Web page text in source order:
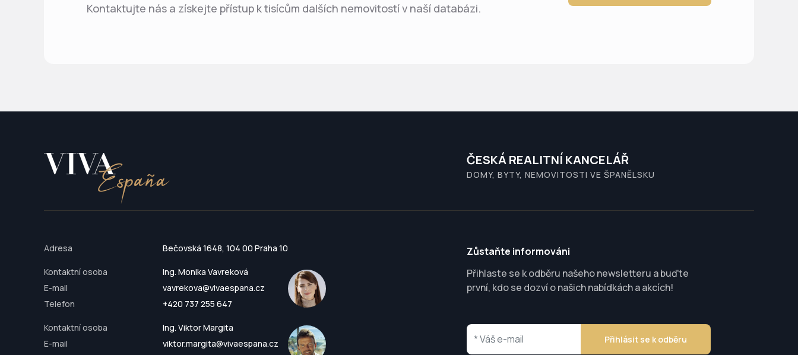
Kontaktujte nás a získejte přístup k tisícům dalších nemovitostí v naší databázi.
ČESKÁ REALITNÍ KANCELÁŘ
DOMY, BYTY, NEMOVITOSTI VE ŠPANĚLSKU
Adresa Bečovská 1648, 104 00 Praha 10
Kontaktní osoba
Ing. Monika Vavreková
E-mail
vavrekova@vivaespana.cz
Telefon
+420 737 255 647
Kontaktní osoba
Ing. Viktor Margita
E-mail
viktor.margita@vivaespana.cz
Zůstaňte informováni
Přihlaste se k odběru našeho newsletteru a buďte
první, kdo se dozví o našich nabídkách a akcích!
Přihlásit se k odběru